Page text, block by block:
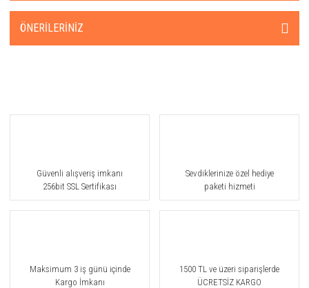
ÖNERILERINIZ
Güvenli alışveriş imkanı
256bit SSL Sertifikası
Sevdiklerinize özel hediye
paketi hizmeti
Maksimum 3 iş günü içinde
Kargo İmkanı
1500 TL ve üzeri siparişlerde
ÜCRETSİZ KARGO